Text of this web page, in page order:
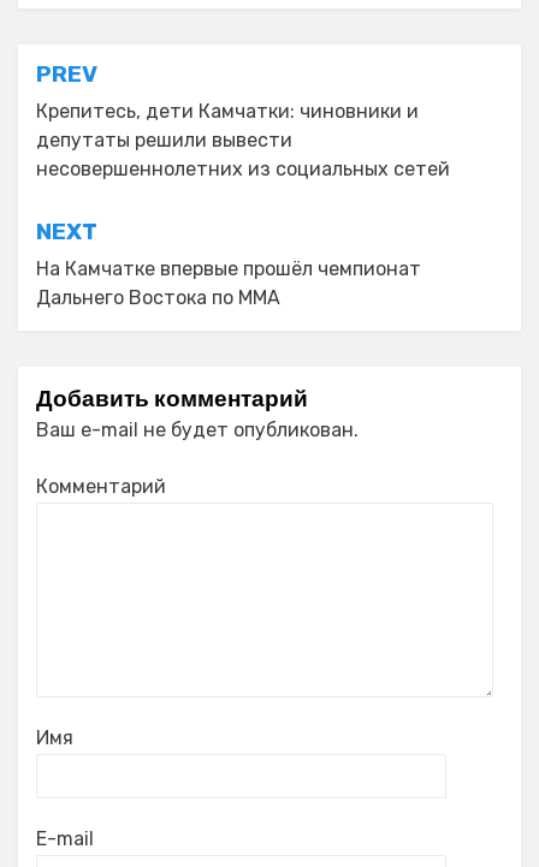
Навигация
по
записям
PREV
Крепитесь, дети Камчатки: чиновники и
депутаты решили вывести
несовершеннолетних из социальных сетей
NEXT
На Камчатке впервые прошёл чемпионат
Дальнего Востока по MMA
Добавить комментарий
Ваш e-mail не будет опубликован.
Комментарий
Имя
E-mail